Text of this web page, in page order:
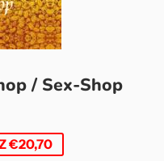
/ Sex-Shop
€20,70